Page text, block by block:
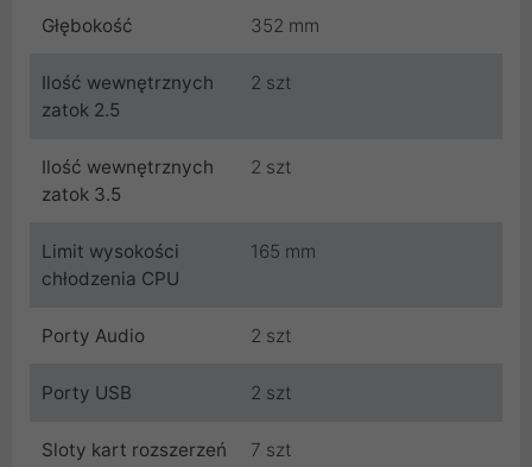
Głębokość 352 mm
Ilość wewnętrznych
zatok 2.5
2 szt
Ilość wewnętrznych
zatok 3.5
2 szt
Limit wysokości
chłodzenia CPU
165 mm
Porty Audio 2 szt
Porty USB 2 szt
Sloty kart rozszerzeń 7 szt